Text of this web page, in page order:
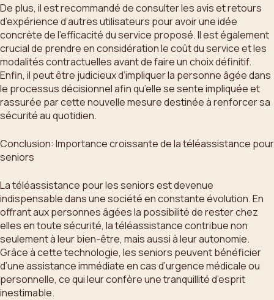
De plus, il est recommandé de consulter les avis et retours
d’expérience d’autres utilisateurs pour avoir une idée
concrète de l’efficacité du service proposé. Il est également
crucial de prendre en considération le coût du service et les
modalités contractuelles avant de faire un choix définitif.
Enfin, il peut être judicieux d’impliquer la personne âgée dans
le processus décisionnel afin qu’elle se sente impliquée et
rassurée par cette nouvelle mesure destinée à renforcer sa
sécurité au quotidien.
Conclusion: Importance croissante de la téléassistance pour
seniors
La téléassistance pour les seniors est devenue
indispensable dans une société en constante évolution. En
offrant aux personnes âgées la possibilité de rester chez
elles en toute sécurité, la téléassistance contribue non
seulement à leur bien-être, mais aussi à leur autonomie.
Grâce à cette technologie, les seniors peuvent bénéficier
d’une assistance immédiate en cas d’urgence médicale ou
personnelle, ce qui leur confère une tranquillité d’esprit
inestimable.